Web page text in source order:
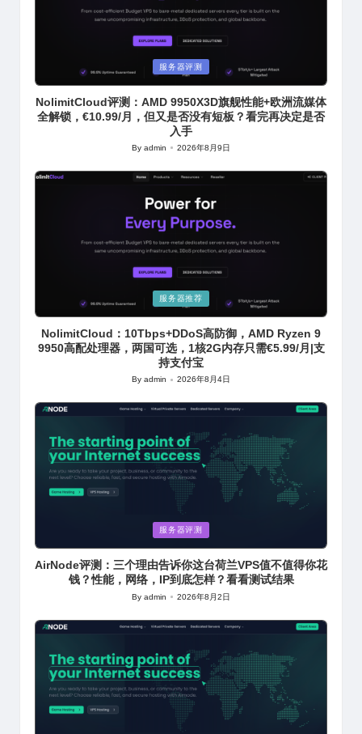
Posted
in
服务器评测
NolimitCloud评测：AMD 9950X3D旗舰性能+欧洲流媒体
全解锁，€10.99/月，但又是否没有短板？看完再决定是否
入手
Posted
Byadmin 2026年8月9日
Posted
in
服务器推荐
NolimitCloud：10Tbps+DDoS高防御，AMD Ryzen 9
9950高配处理器，两国可选，1核2G内存只需€5.99/月|支
持支付宝
Posted
Byadmin 2026年8月4日
in
服务器评测
AirNode评测：三个理由告诉你这台荷兰VPS值不值得你花
钱？性能，网络，IP到底怎样？看看测试结果
Posted
Byadmin 2026年8月2日